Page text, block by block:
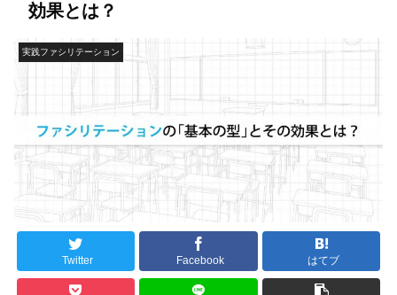
効果とは？
実践ファシリテーション
Twitter Facebook はてブ